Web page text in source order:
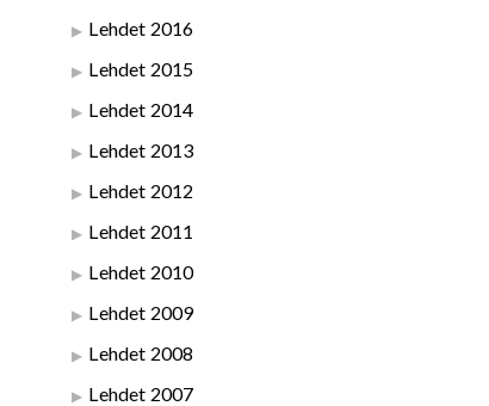
Lehdet 2016
Lehdet 2015
Lehdet 2014
Lehdet 2013
Lehdet 2012
Lehdet 2011
Lehdet 2010
Lehdet 2009
Lehdet 2008
Lehdet 2007